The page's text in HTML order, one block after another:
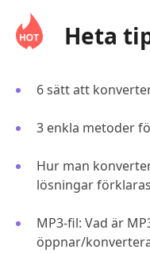
Heta
6 sätt att
3 enkla metoder
Hur man
lösningar förklaras
MP3-fil: Vad är
öppnar/